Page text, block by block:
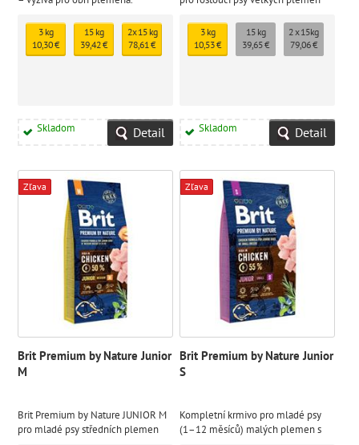
3 kg
10,30 €
15 kg
39,42 €
2x 15 kg
78,61 €
Skladom Detail
3 kg
10,53 €
15 kg
39,65 €
2 x 15kg
79,06 €
Skladom Detail
Zľava
Brit Premium by Nature Junior
M
Brit Premium by Nature JUNIOR M
pro mladé psy středních plemen
Zľava
Brit Premium by Nature Junior
S
Kompletní krmivo pro mladé psy
(1–12 měsíců) malých plemen s